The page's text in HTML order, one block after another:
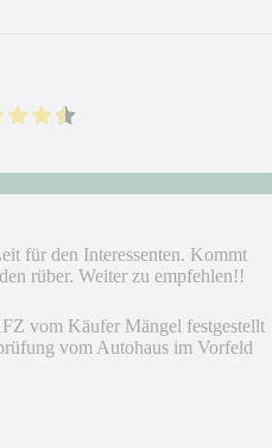
für den Interessenten. Kommt
rüber. Weiter zu empfehlen!!
vom Käufer Mängel festgestellt
vom Autohaus im Vorfeld